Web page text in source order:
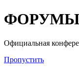
ФОРУМЫ
Официальная
Пропустить